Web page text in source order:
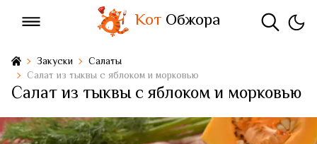
КотОбжора
Закуски
Салаты
Салат из тыквы с яблоком и морковью
Салат из тыквы с яблоком и морковью